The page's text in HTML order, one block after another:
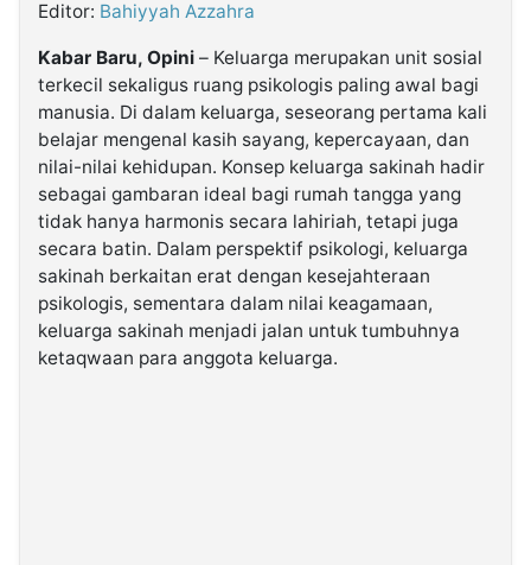
Kabarbaru.co
2026
Kabarbaru
Holding
Editor: Bahiyyah Azzahra
Kabar Baru, Opini – Keluarga merupakan unit sosial
terkecil sekaligus ruang psikologis paling awal bagi
manusia. Di dalam keluarga, seseorang pertama kali
belajar mengenal kasih sayang, kepercayaan, dan
nilai-nilai kehidupan. Konsep keluarga sakinah hadir
sebagai gambaran ideal bagi rumah tangga yang
tidak hanya harmonis secara lahiriah, tetapi juga
secara batin. Dalam perspektif psikologi, keluarga
sakinah berkaitan erat dengan kesejahteraan
psikologis, sementara dalam nilai keagamaan,
keluarga sakinah menjadi jalan untuk tumbuhnya
ketaqwaan para anggota keluarga.